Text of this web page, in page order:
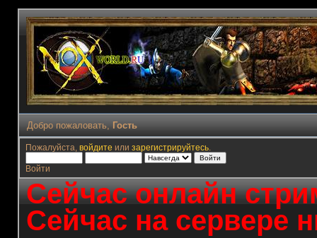
Добро пожаловать, Гость
Пожалуйста, войдите или зарегистрируйтесь.
Войти
Сейчас онлайн
Сейчас на сервере